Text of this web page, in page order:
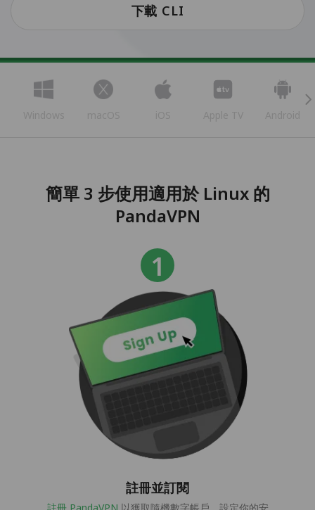
下載 CLI
Windows macOS iOS Apple TV Android
簡單 3 步使用適用於 Linux 的
PandaVPN
註冊並訂閱